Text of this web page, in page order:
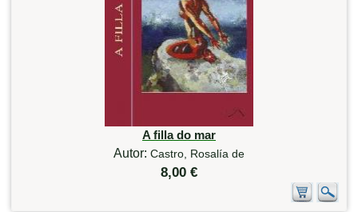
A filla do mar
Autor: Castro, Rosalía de
8,00 €